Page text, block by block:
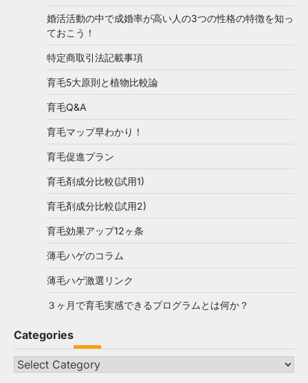
婚活活動の中で成婚率が高い人の3つの性格の特徴を知っ
ておこう！
特定商取引法記載事項
育毛5大原則と植物比較論
育毛Q&A
育毛マップ早わかり！
育毛促進プラン
育毛剤成分比較(試用1)
育毛剤成分比較(試用2)
育毛効果アップ12ヶ条
薄毛ハゲのコラム
薄毛ハゲ激選リンク
３ヶ月で育毛実感できるプログラムとは何か？
Categories
Categories